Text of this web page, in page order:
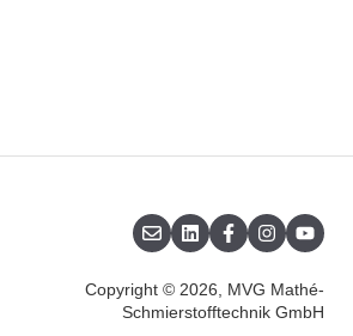
Copyright © 2026, MVG Mathé-
Schmierstofftechnik GmbH